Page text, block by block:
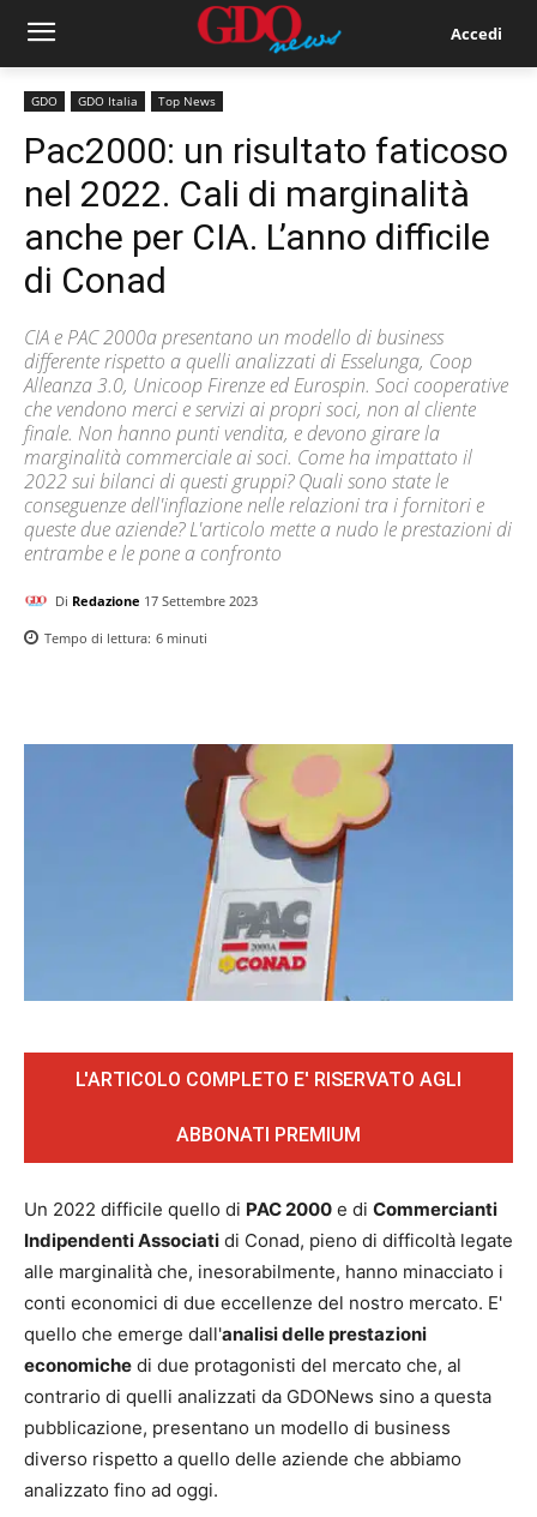
Accedi
GDO GDO Italia Top News
Pac2000: un risultato faticoso
nel 2022. Cali di marginalità
anche per CIA. L’anno difficile
di Conad
CIA e PAC 2000a presentano un modello di business
differente rispetto a quelli analizzati di Esselunga, Coop
Alleanza 3.0, Unicoop Firenze ed Eurospin. Soci cooperative
che vendono merci e servizi ai propri soci, non al cliente
finale. Non hanno punti vendita, e devono girare la
marginalità commerciale ai soci. Come ha impattato il
2022 sui bilanci di questi gruppi? Quali sono state le
conseguenze dell'inflazione nelle relazioni tra i fornitori e
queste due aziende? L'articolo mette a nudo le prestazioni di
entrambe e le pone a confronto
Di Redazione 17 Settembre 2023
Tempo di lettura: 6 minuti
L'ARTICOLO COMPLETO E' RISERVATO AGLI
ABBONATI PREMIUM
Un 2022 difficile quello di PAC 2000 e di Commercianti
Indipendenti Associati di Conad, pieno di difficoltà legate
alle marginalità che, inesorabilmente, hanno minacciato i
conti economici di due eccellenze del nostro mercato. E'
quello che emerge dall'analisi delle prestazioni
economiche di due protagonisti del mercato che, al
contrario di quelli analizzati da GDONews sino a questa
pubblicazione, presentano un modello di business
diverso rispetto a quello delle aziende che abbiamo
analizzato fino ad oggi.